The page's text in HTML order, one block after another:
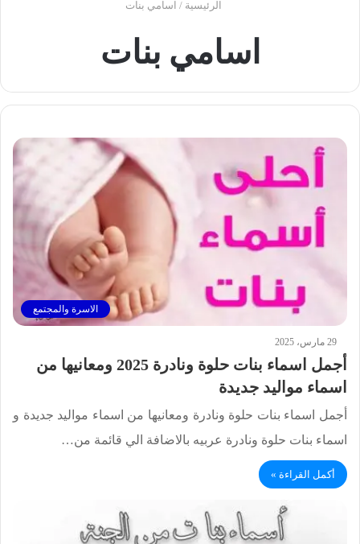
الرئيسية / اسامي بنات
اسامي بنات
الاسرة والمجتمع
29 مارس، 2025
أجمل اسماء بنات حلوة ونادرة 2025 ومعانيها من
اسماء مواليد جديدة
أجمل اسماء بنات حلوة ونادرة ومعانيها من اسماء مواليد جديدة و
اسماء بنات حلوة ونادرة عربيه بالاضافة الي قائمة من…
أكمل القراءة »